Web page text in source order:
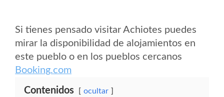
Si tienes pensado visitar Achiotes puedes
mirar la disponibilidad de alojamientos en
este pueblo o en los pueblos cercanos
Booking.com
Contenidos ocultar